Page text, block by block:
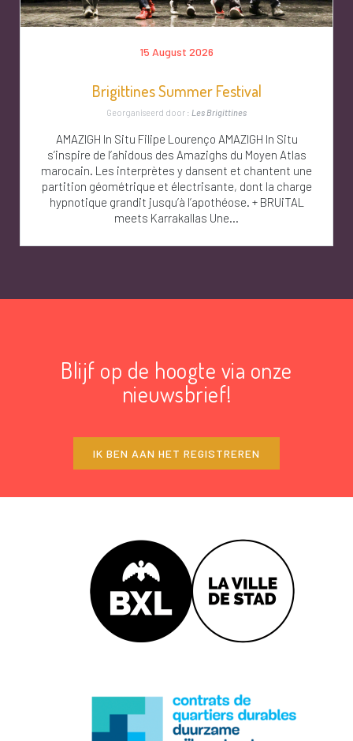
15 August 2026
Brigittines Summer Festival
Georganiseerd door : Les Brigittines
AMAZIGH In Situ Filipe Lourenço AMAZIGH In Situ
s’inspire de l’ahidous des Amazighs du Moyen Atlas
marocain. Les interprètes y dansent et chantent une
partition géométrique et électrisante, dont la charge
hypnotique grandit jusqu’à l’apothéose. + BRUiTAL
meets Karrakallas Une...
Blijf op de hoogte via onze
nieuwsbrief!
IK BEN AAN HET REGISTREREN